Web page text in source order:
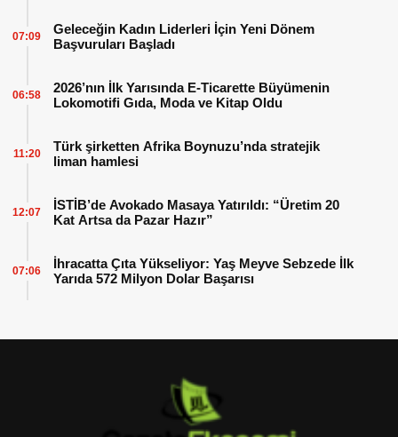
Geleceğin Kadın Liderleri İçin Yeni Dönem
Başvuruları Başladı
07:09
2026’nın İlk Yarısında E-Ticarette Büyümenin
Lokomotifi Gıda, Moda ve Kitap Oldu
06:58
Türk şirketten Afrika Boynuzu’nda stratejik
liman hamlesi
11:20
İSTİB’de Avokado Masaya Yatırıldı: “Üretim 20
Kat Artsa da Pazar Hazır”
12:07
İhracatta Çıta Yükseliyor: Yaş Meyve Sebzede İlk
Yarıda 572 Milyon Dolar Başarısı
07:06